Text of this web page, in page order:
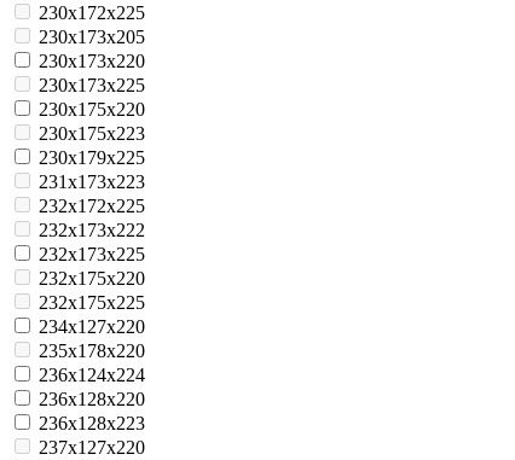
230x172x225
230x173x205
230x173x220
230x173x225
230x175x220
230x175x223
230x179x225
231x173x223
232x172x225
232x173x222
232x173x225
232x175x220
232x175x225
234x127x220
235x178x220
236x124x224
236x128x220
236x128x223
237x127x220